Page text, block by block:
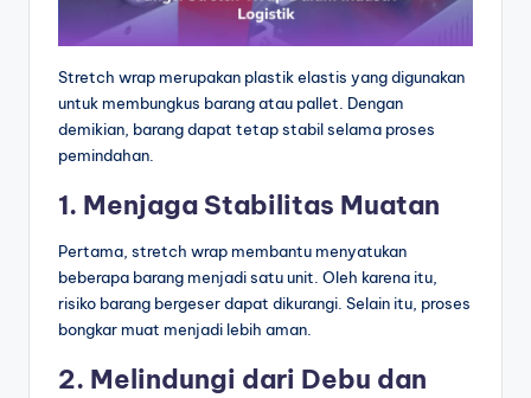
Stretch wrap merupakan plastik elastis yang digunakan
untuk membungkus barang atau pallet. Dengan
demikian, barang dapat tetap stabil selama proses
pemindahan.
1. Menjaga Stabilitas Muatan
Pertama, stretch wrap membantu menyatukan
beberapa barang menjadi satu unit. Oleh karena itu,
risiko barang bergeser dapat dikurangi. Selain itu, proses
bongkar muat menjadi lebih aman.
2. Melindungi dari Debu dan